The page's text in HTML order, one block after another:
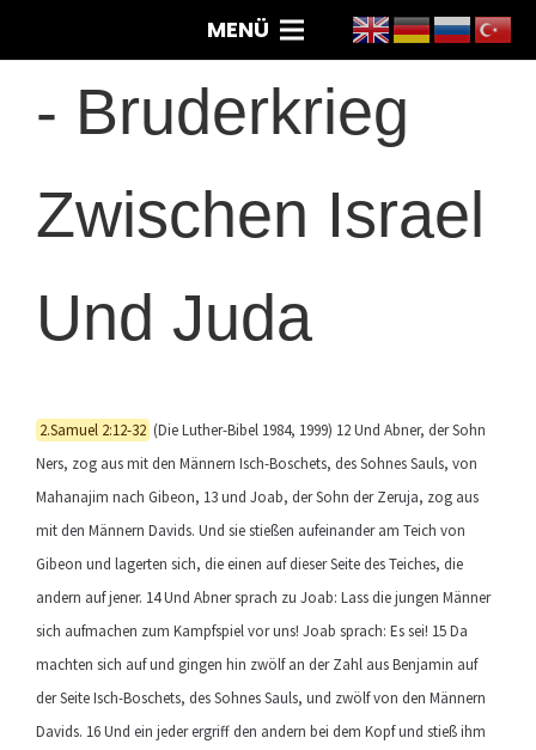
MENÜ
- Bruderkrieg
Zwischen Israel
Und Juda
2.Samuel 2:12-32 (Die Luther-Bibel 1984, 1999) 12 Und Abner, der Sohn
Ners, zog aus mit den Männern Isch-Boschets, des Sohnes Sauls, von
Mahanajim nach Gibeon, 13 und Joab, der Sohn der Zeruja, zog aus
mit den Männern Davids. Und sie stießen aufeinander am Teich von
Gibeon und lagerten sich, die einen auf dieser Seite des Teiches, die
andern auf jener. 14 Und Abner sprach zu Joab: Lass die jungen Männer
sich aufmachen zum Kampfspiel vor uns! Joab sprach: Es sei! 15 Da
machten sich auf und gingen hin zwölf an der Zahl aus Benjamin auf
der Seite Isch-Boschets, des Sohnes Sauls, und zwölf von den Männern
Davids. 16 Und ein jeder ergriff den andern bei dem Kopf und stieß ihm